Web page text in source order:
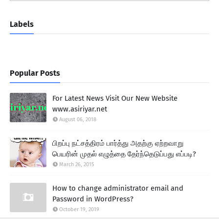
Labels
Popular Posts
For Latest News Visit Our New Website
www.asiriyar.net
August 06, 2018
பிறப்பு நட்சத்திரம் பார்த்து அதற்கு ஏற்றவாறு
பெயரின் முதல் எழுத்தை தேர்ந்தெடுப்பது எப்படி?
March 26, 2015
How to change administrator email and
Password in WordPress?
October 19, 2019